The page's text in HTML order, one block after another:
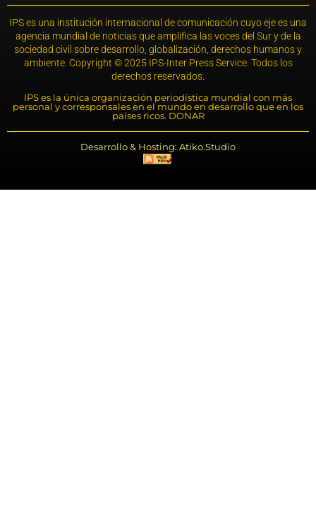
IPS es una institución internacional de comunicación cuyo eje es una
agencia mundial de noticias que amplifica las voces del Sur y de la
sociedad civil sobre desarrollo, globalización, derechos humanos y
ambiente. Copyright © 2025 IPS-Inter Press Service. Todos los
derechos reservados.
IPS es la única organización periodística mundial con más
personal y corresponsales en el mundo en desarrollo que en los
países ricos. DONAR
Desarrollo & Hosting: Atiko.Studio